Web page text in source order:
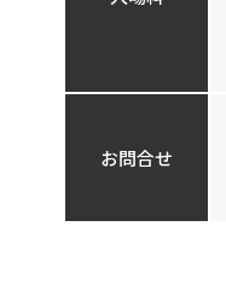
お問合せ